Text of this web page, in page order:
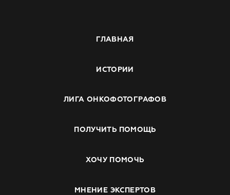
ГЛАВНАЯ
ИСТОРИИ
ЛИГА ОНКОФОТОГРАФОВ
ПОЛУЧИТЬ ПОМОЩЬ
ХОЧУ ПОМОЧЬ
МНЕНИЕ ЭКСПЕРТОВ